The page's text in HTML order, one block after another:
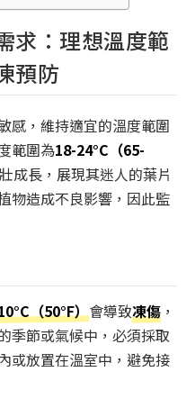
求：理想溫度範
預防
感，維持適宜的溫度範圍
範圍為18-24°C（65-
成長，展現其迷人的葉片
物造成不良影響，因此監
（50°F）會導致凍傷 ，
季節或氣候中，必須採取
或放置在溫室中，避免接